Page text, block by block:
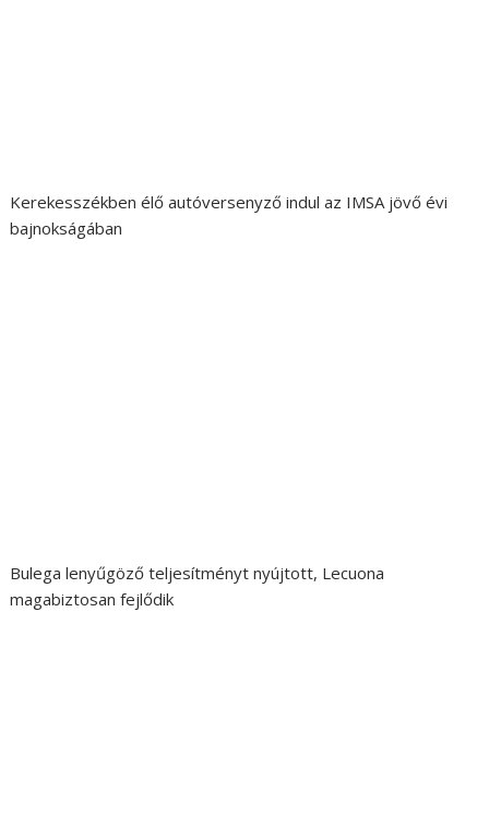
Kerekesszékben élő autóversenyző indul az IMSA jövő évi
bajnokságában
Bulega lenyűgöző teljesítményt nyújtott, Lecuona
magabiztosan fejlődik